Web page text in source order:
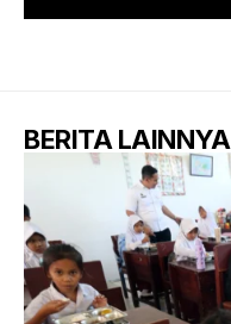
BERITA LAINNYA